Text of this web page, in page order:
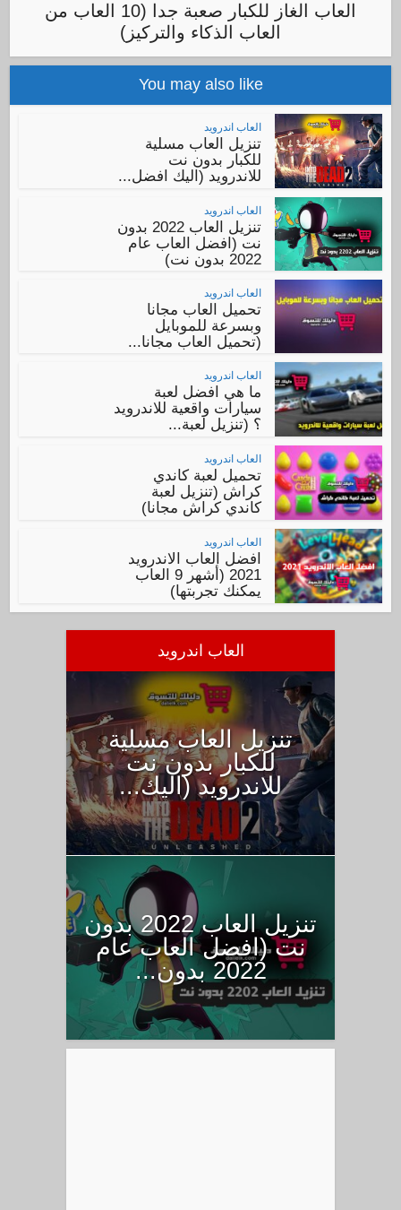
العاب الغاز للكبار صعبة جدا (10 العاب من
العاب الذكاء والتركيز)
You may also like
العاب اندرويد
تنزيل العاب مسلية
للكبار بدون نت
للاندرويد (اليك افضل...
العاب اندرويد
تنزيل العاب 2022 بدون
نت (افضل العاب عام
2022 بدون نت)
العاب اندرويد
تحميل العاب مجانا
وبسرعة للموبايل
(تحميل العاب مجانا...
العاب اندرويد
ما هي افضل لعبة
سيارات واقعية للاندرويد
؟ (تنزيل لعبة...
العاب اندرويد
تحميل لعبة كاندي
كراش (تنزيل لعبة
كاندي كراش مجانا)
العاب اندرويد
افضل العاب الاندرويد
2021 (أشهر 9 العاب
يمكنك تجربتها)
العاب اندرويد
تنزيل العاب مسلية
للكبار بدون نت
للاندرويد (اليك...
تنزيل العاب 2022 بدون
نت (افضل العاب عام
2022 بدون...